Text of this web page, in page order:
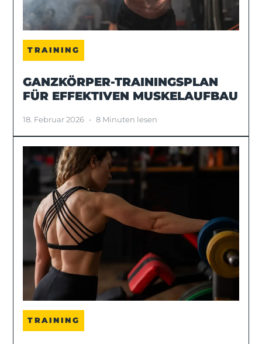
TRAINING
GANZKÖRPER-TRAININGSPLAN
FÜR EFFEKTIVEN MUSKELAUFBAU
18. Februar 2026 • 8 Minuten lesen
TRAINING